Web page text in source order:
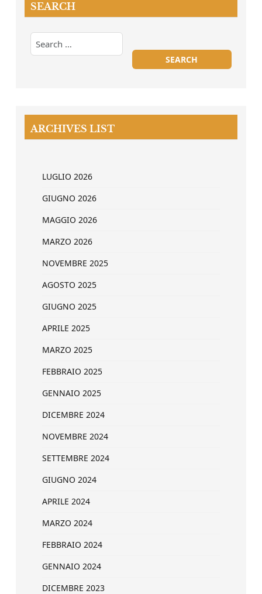
SEARCH
ARCHIVES LIST
LUGLIO 2026
GIUGNO 2026
MAGGIO 2026
MARZO 2026
NOVEMBRE 2025
AGOSTO 2025
GIUGNO 2025
APRILE 2025
MARZO 2025
FEBBRAIO 2025
GENNAIO 2025
DICEMBRE 2024
NOVEMBRE 2024
SETTEMBRE 2024
GIUGNO 2024
APRILE 2024
MARZO 2024
FEBBRAIO 2024
GENNAIO 2024
DICEMBRE 2023